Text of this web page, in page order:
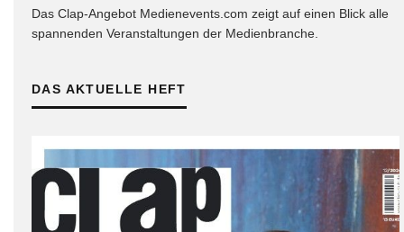
Das Clap-Angebot Medienevents.com zeigt auf einen Blick alle
spannenden Veranstaltungen der Medienbranche.
DAS AKTUELLE HEFT